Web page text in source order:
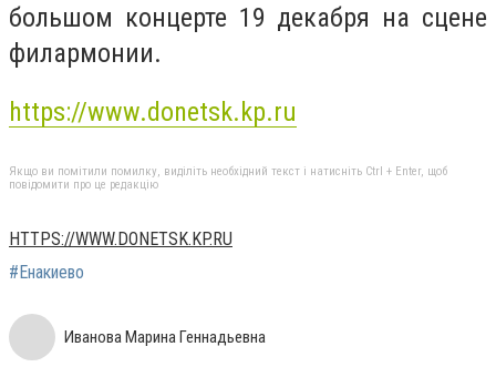
большом концерте 19 декабря на сцене
филармонии.
https://www.donetsk.kp.ru
Якщо ви помітили помилку, виділіть необхідний текст і натисніть Ctrl + Enter, щоб
повідомити про це редакцію
HTTPS://WWW.DONETSK.KP.RU
#Енакиево
Иванова Марина Геннадьевна